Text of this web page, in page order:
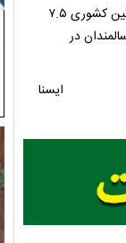
مدیرکل ثبت احوال در پایان خاطرنشان کرد: نرخ سالمندی در گیلان(جمعیت بالای ۶۵ سال)، ۸.۱ درصد است در حالیکه میانگین کشوری ۷.۵
نرخ سالمندان در
ایسنا